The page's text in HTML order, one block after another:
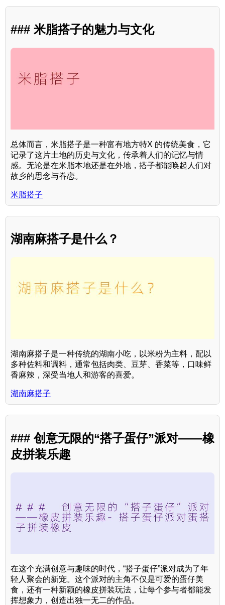
### 米脂搭子的魅力与文化
总体而言，米脂搭子是一种富有地方特X 的传统美食，它
记录了这片土地的历史与文化，传承着人们的记忆与情
感。无论是在米脂本地还是在外地，搭子都能唤起人们对
故乡的思念与眷恋。
米脂搭子
湖南麻搭子是什么？
湖南麻搭子是一种传统的湖南小吃，以米粉为主料，配以
多种佐料和调料，通常包括肉类、豆芽、香菜等，口味鲜
香麻辣，深受当地人和游客的喜爱。
湖南麻搭子
### 创意无限的“搭子蛋仔”派对——橡
皮拼装乐趣
在这个充满创意与趣味的时代，“搭子蛋仔”派对成为了年
轻人聚会的新宠。这个派对的主角不仅是可爱的蛋仔美
食，还有一种新颖的橡皮拼装玩法，让每个参与者都能发
挥想象力，创造出独一无二的作品。